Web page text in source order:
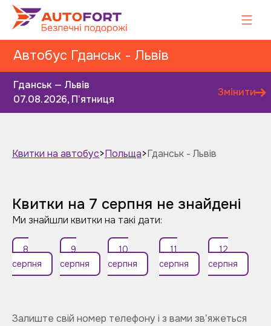
Автобус Гданськ - Львів
Гданськ — Львів
07.08.2026, Пʼятниця
Змінити
Квитки на автобус>Польща>Гданськ - Львів
Квитки на 7 серпня не знайдені
Ми знайшли квитки на такі дати:
8
серпня
9
серпня
10
серпня
11
серпня
12
серпня
Залиште свій номер телефону і з вами звʼяжеться